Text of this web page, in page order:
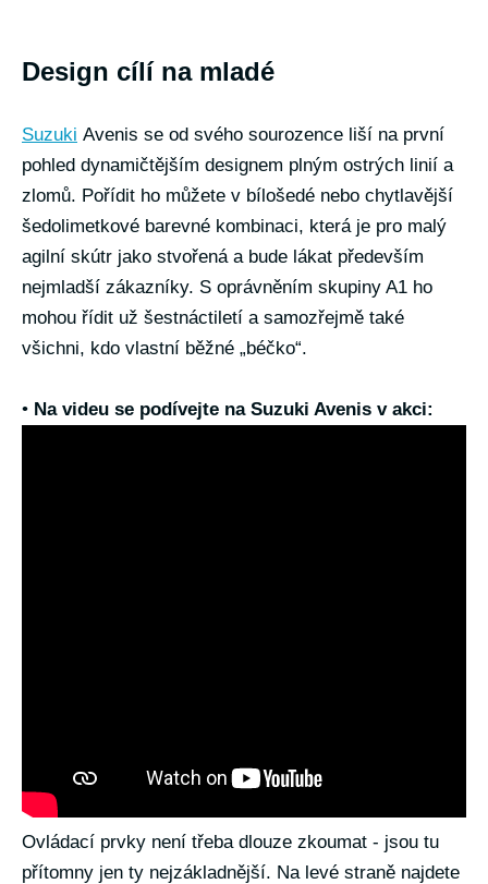
Design cílí na mladé
Suzuki Avenis se od svého sourozence liší na první
pohled dynamičtějším designem plným ostrých linií a
zlomů. Pořídit ho můžete v bílošedé nebo chytlavější
šedolimetkové barevné kombinaci, která je pro malý
agilní skútr jako stvořená a bude lákat především
nejmladší zákazníky. S oprávněním skupiny A1 ho
mohou řídit už šestnáctiletí a samozřejmě také
všichni, kdo vlastní běžné „béčko“.
• Na videu se podívejte na Suzuki Avenis v akci:
Ovládací prvky není třeba dlouze zkoumat - jsou tu
přítomny jen ty nejzákladnější. Na levé straně najdete